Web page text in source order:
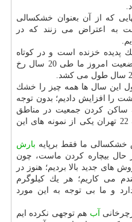
كه از آن بعنوان خشكسالی
به اعتراض می زنند كه در
پدیده خزنده است و در كوتاه
مدت رخ نمی دهد اظهار داشت: وضعیت امروز ما طی 20 سال رخ
این سال ها همه چیز را خشك
را افزایش دادیم؛ بدون توجه
ساكن كردن جمعیت در مناطق
اطراف پایتخت دست زدیم؛ منطقه 22 تهران یكی از نمونه های این
خشكسالی ما فقط برپایه بارش
حال بیچاره كردن ماست، چون
جدید بالا بردیم؛ هنوز در
می كاریم؛ هر یك كیلوگرم
دارد و ما بی توجه به این مورد
آب هم توجهی نكرده ایم